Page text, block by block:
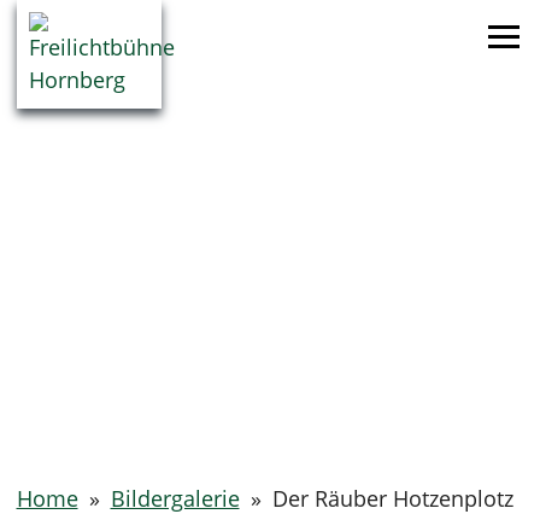
Home » Bildergalerie » Der Räuber Hotzenplotz